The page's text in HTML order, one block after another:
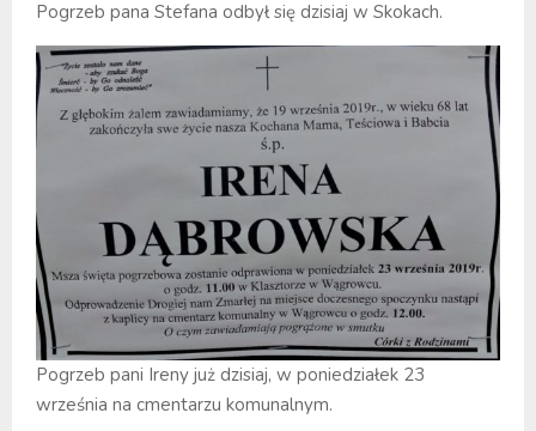
Pogrzeb pana Stefana odbył się dzisiaj w Skokach.
Pogrzeb pani Ireny już dzisiaj, w poniedziałek 23
września na cmentarzu komunalnym.